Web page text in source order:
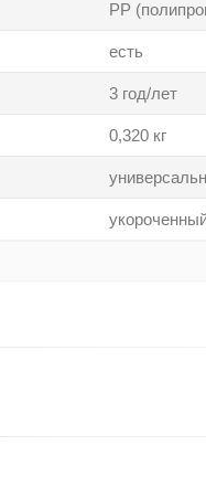
PP
есть
3 год/лет
0,320 кг